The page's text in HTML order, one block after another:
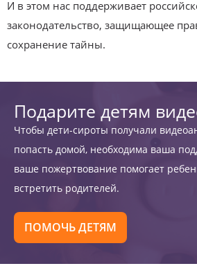
И в этом нас поддерживает
законодательство, защищающее
сохранение тайны.
Подарите детям
Чтобы дети-сироты получали
попасть домой, необходима ваша
ваше пожертвование помогает
встретить родителей.
ПОМОЧЬ ДЕТЯМ